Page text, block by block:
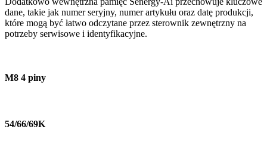
dane, takie jak numer seryjny, numer artykułu oraz datę produkcji,
które mogą być łatwo odczytane przez sterownik zewnętrzny na
potrzeby serwisowe i identyfikacyjne.
M8 4 piny
54/66/69K